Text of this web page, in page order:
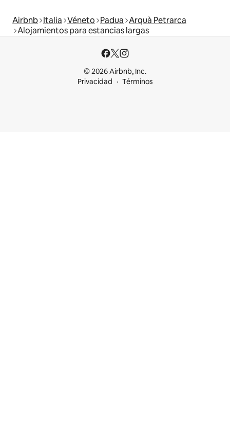
Airbnb Italia Véneto Padua Arquà Petrarca
Alojamientos para estancias largas
© 2026 Airbnb, Inc.
Privacidad
Términos